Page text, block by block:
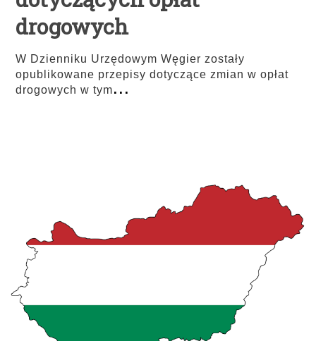
drogowych
W Dzienniku Urzędowym Węgier zostały
opublikowane przepisy dotyczące zmian w opłat
drogowych w tym...